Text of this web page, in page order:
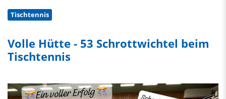
Tischtennis
Volle Hütte - 53 Schrottwichtel beim
Tischtennis